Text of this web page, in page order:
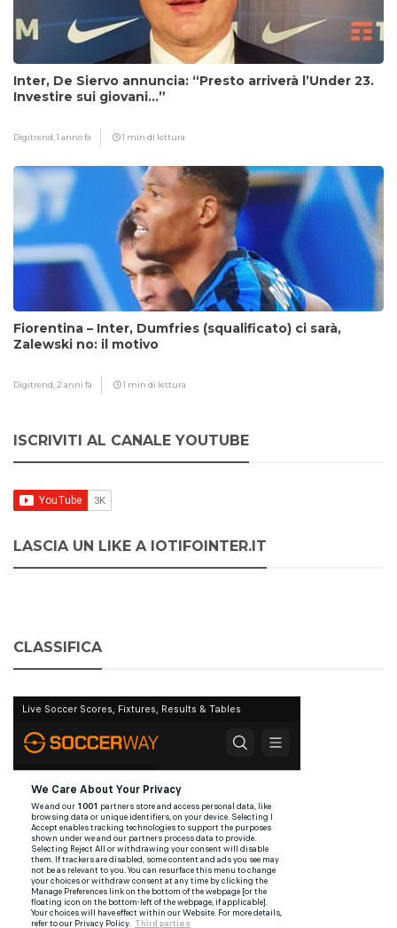
Inter, De Siervo annuncia: “Presto arriverà l’Under 23.
Investire sui giovani…”
Digitrend,1 anno fa 1 min di lettura
Fiorentina – Inter, Dumfries (squalificato) ci sarà,
Zalewski no: il motivo
Digitrend, 2 anni fa 1 min di lettura
ISCRIVITI AL CANALE YOUTUBE
LASCIA UN LIKE A IOTIFOINTER.IT
CLASSIFICA